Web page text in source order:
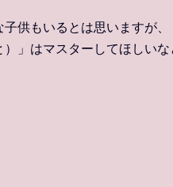
供もいるとは思いますが
」はマスターしてほしいな